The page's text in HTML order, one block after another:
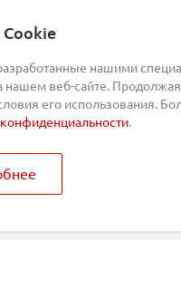
нашими
нашем веб-сайте.
его использования.
.